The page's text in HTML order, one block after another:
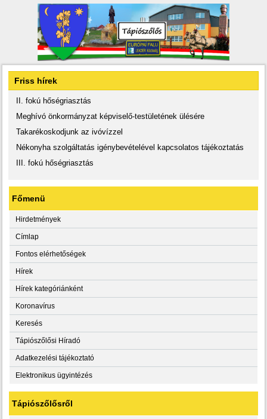
Friss hírek
II. fokú hőségriasztás
Meghívó önkormányzat képviselő-testületének ülésére
Takarékoskodjunk az ivóvízzel
Nékonyha szolgáltatás igénybevételével kapcsolatos tájékoztatás
III. fokú hőségriasztás
Főmenü
Hirdetmények
Címlap
Fontos elérhetőségek
Hírek
Hírek kategóriánként
Koronavírus
Keresés
Tápiószőlősi Híradó
Adatkezelési tájékoztató
Elektronikus ügyintézés
Tápiószőlősről